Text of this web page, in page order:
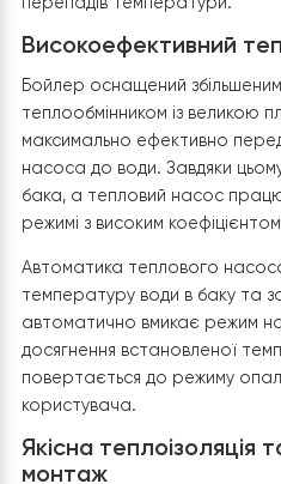
Етап 4.
водопостачання та
Одним із завершальних
модернізація системи
оновлення обладнання,
тепловим насосом.
енергоефективності всієї
нагріву води та
Оновлення системи